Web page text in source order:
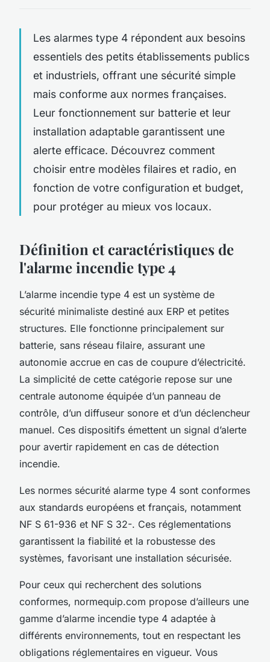
Les alarmes type 4 répondent aux besoins
essentiels des petits établissements publics
et industriels, offrant une sécurité simple
mais conforme aux normes françaises.
Leur fonctionnement sur batterie et leur
installation adaptable garantissent une
alerte efficace. Découvrez comment
choisir entre modèles filaires et radio, en
fonction de votre configuration et budget,
pour protéger au mieux vos locaux.
Définition et caractéristiques de
l'alarme incendie type 4
L’alarme incendie type 4 est un système de
sécurité minimaliste destiné aux ERP et petites
structures. Elle fonctionne principalement sur
batterie, sans réseau filaire, assurant une
autonomie accrue en cas de coupure d’électricité.
La simplicité de cette catégorie repose sur une
centrale autonome équipée d’un panneau de
contrôle, d’un diffuseur sonore et d’un déclencheur
manuel. Ces dispositifs émettent un signal d’alerte
pour avertir rapidement en cas de détection
incendie.
Les normes sécurité alarme type 4 sont conformes
aux standards européens et français, notamment
NF S 61-936 et NF S 32-. Ces réglementations
garantissent la fiabilité et la robustesse des
systèmes, favorisant une installation sécurisée.
Pour ceux qui recherchent des solutions
conformes, normequip.com propose d’ailleurs une
gamme d’alarme incendie type 4 adaptée à
différents environnements, tout en respectant les
obligations réglementaires en vigueur. Vous